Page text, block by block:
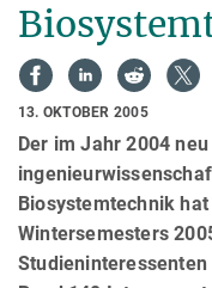
13. OKTOBER 2005
Der im Jahr 2004
Biosystemtechnik
Wintersemesters